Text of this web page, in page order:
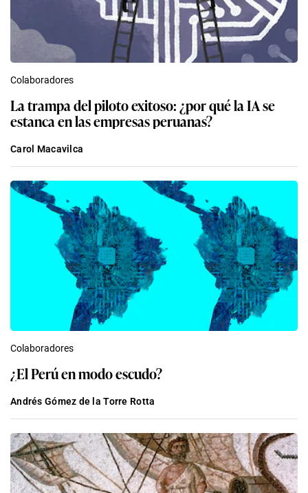
Colaboradores
La trampa del piloto exitoso: ¿por qué la IA se
estanca en las empresas peruanas?
Carol Macavilca
Colaboradores
¿El Perú en modo escudo?
Andrés Gómez de la Torre Rotta